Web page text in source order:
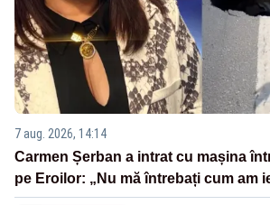
7 aug. 2026, 14:14
Carmen Șerban a intrat cu mașina
pe Eroilor: „Nu mă întrebați cum am